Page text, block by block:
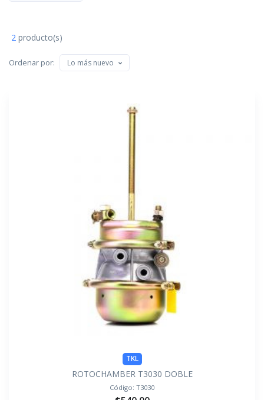
2 producto(s)
Ordenar por: Lo más nuevo
TKL
ROTOCHAMBER T3030 DOBLE
Código: T3030